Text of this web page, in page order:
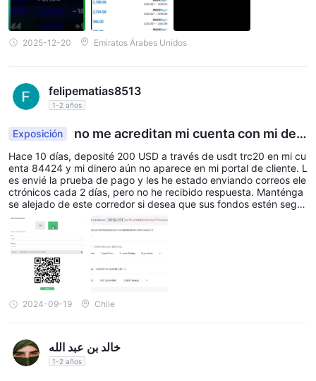
2025-12-20 Emiratos Árabes Unidos
felipematias8513
1-2 años
Exposición
no me acreditan mi cuenta con mi dep
ósito
Hace 10 días, deposité 200 USD a través de usdt trc20 en mi cu
enta 84424 y mi dinero aún no aparece en mi portal de cliente. L
es envié la prueba de pago y les he estado enviando correos ele
ctrónicos cada 2 días, pero no he recibido respuesta. Manténga
se alejado de este corredor si desea que sus fondos estén segur
os.
2024-09-19 Chile
خالد بن عبد الله
1-2 años